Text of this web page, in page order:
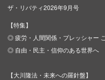
ザ・リバティ2026年9月号
【特集】
◎ 疲労・人間関係・プレッシャー
◎ 自由・民主・信仰のある世界へ
【大川隆法・未来への羅針盤】